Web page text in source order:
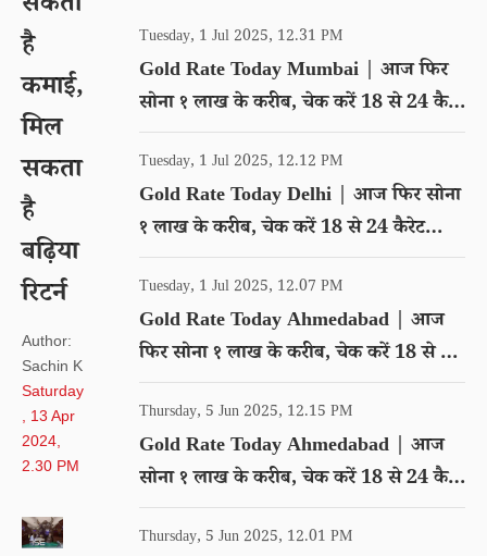
है
कमाई,
मिल
सकता
है
बढ़िया
रिटर्न
Author:
Sachin K
Saturday
, 13 Apr
2024,
2.30 PM
Tuesday, 1 Jul 2025, 12.31 PM
Gold Rate Today Mumbai | आज फिर
सोना १ लाख के करीब, चेक करें 18 से 24 कैरेट
गोल्ड का रेट
Tuesday, 1 Jul 2025, 12.12 PM
Gold Rate Today Delhi | आज फिर सोना
१ लाख के करीब, चेक करें 18 से 24 कैरेट
गोल्ड का रेट
Tuesday, 1 Jul 2025, 12.07 PM
Gold Rate Today Ahmedabad | आज
फिर सोना १ लाख के करीब, चेक करें 18 से 24
कैरेट गोल्ड का रेट
Thursday, 5 Jun 2025, 12.15 PM
Gold Rate Today Ahmedabad | आज
सोना १ लाख के करीब, चेक करें 18 से 24 कैरेट
गोल्ड का रेट
Thursday, 5 Jun 2025, 12.01 PM